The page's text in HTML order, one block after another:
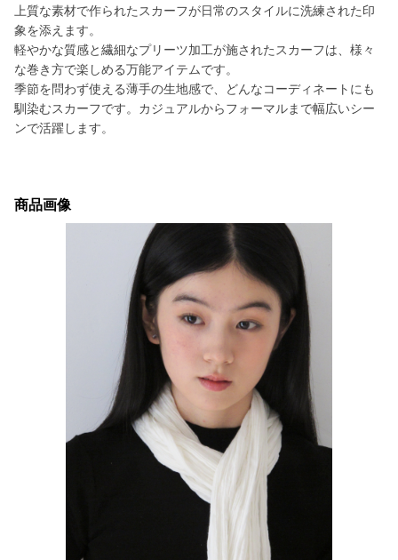
上質な素材で作られたスカーフが日常のスタイルに洗練された印
象を添えます。
軽やかな質感と繊細なプリーツ加工が施されたスカーフは、様々
な巻き方で楽しめる万能アイテムです。
季節を問わず使える薄手の生地感で、どんなコーディネートにも
馴染むスカーフです。カジュアルからフォーマルまで幅広いシー
ンで活躍します。
商品画像